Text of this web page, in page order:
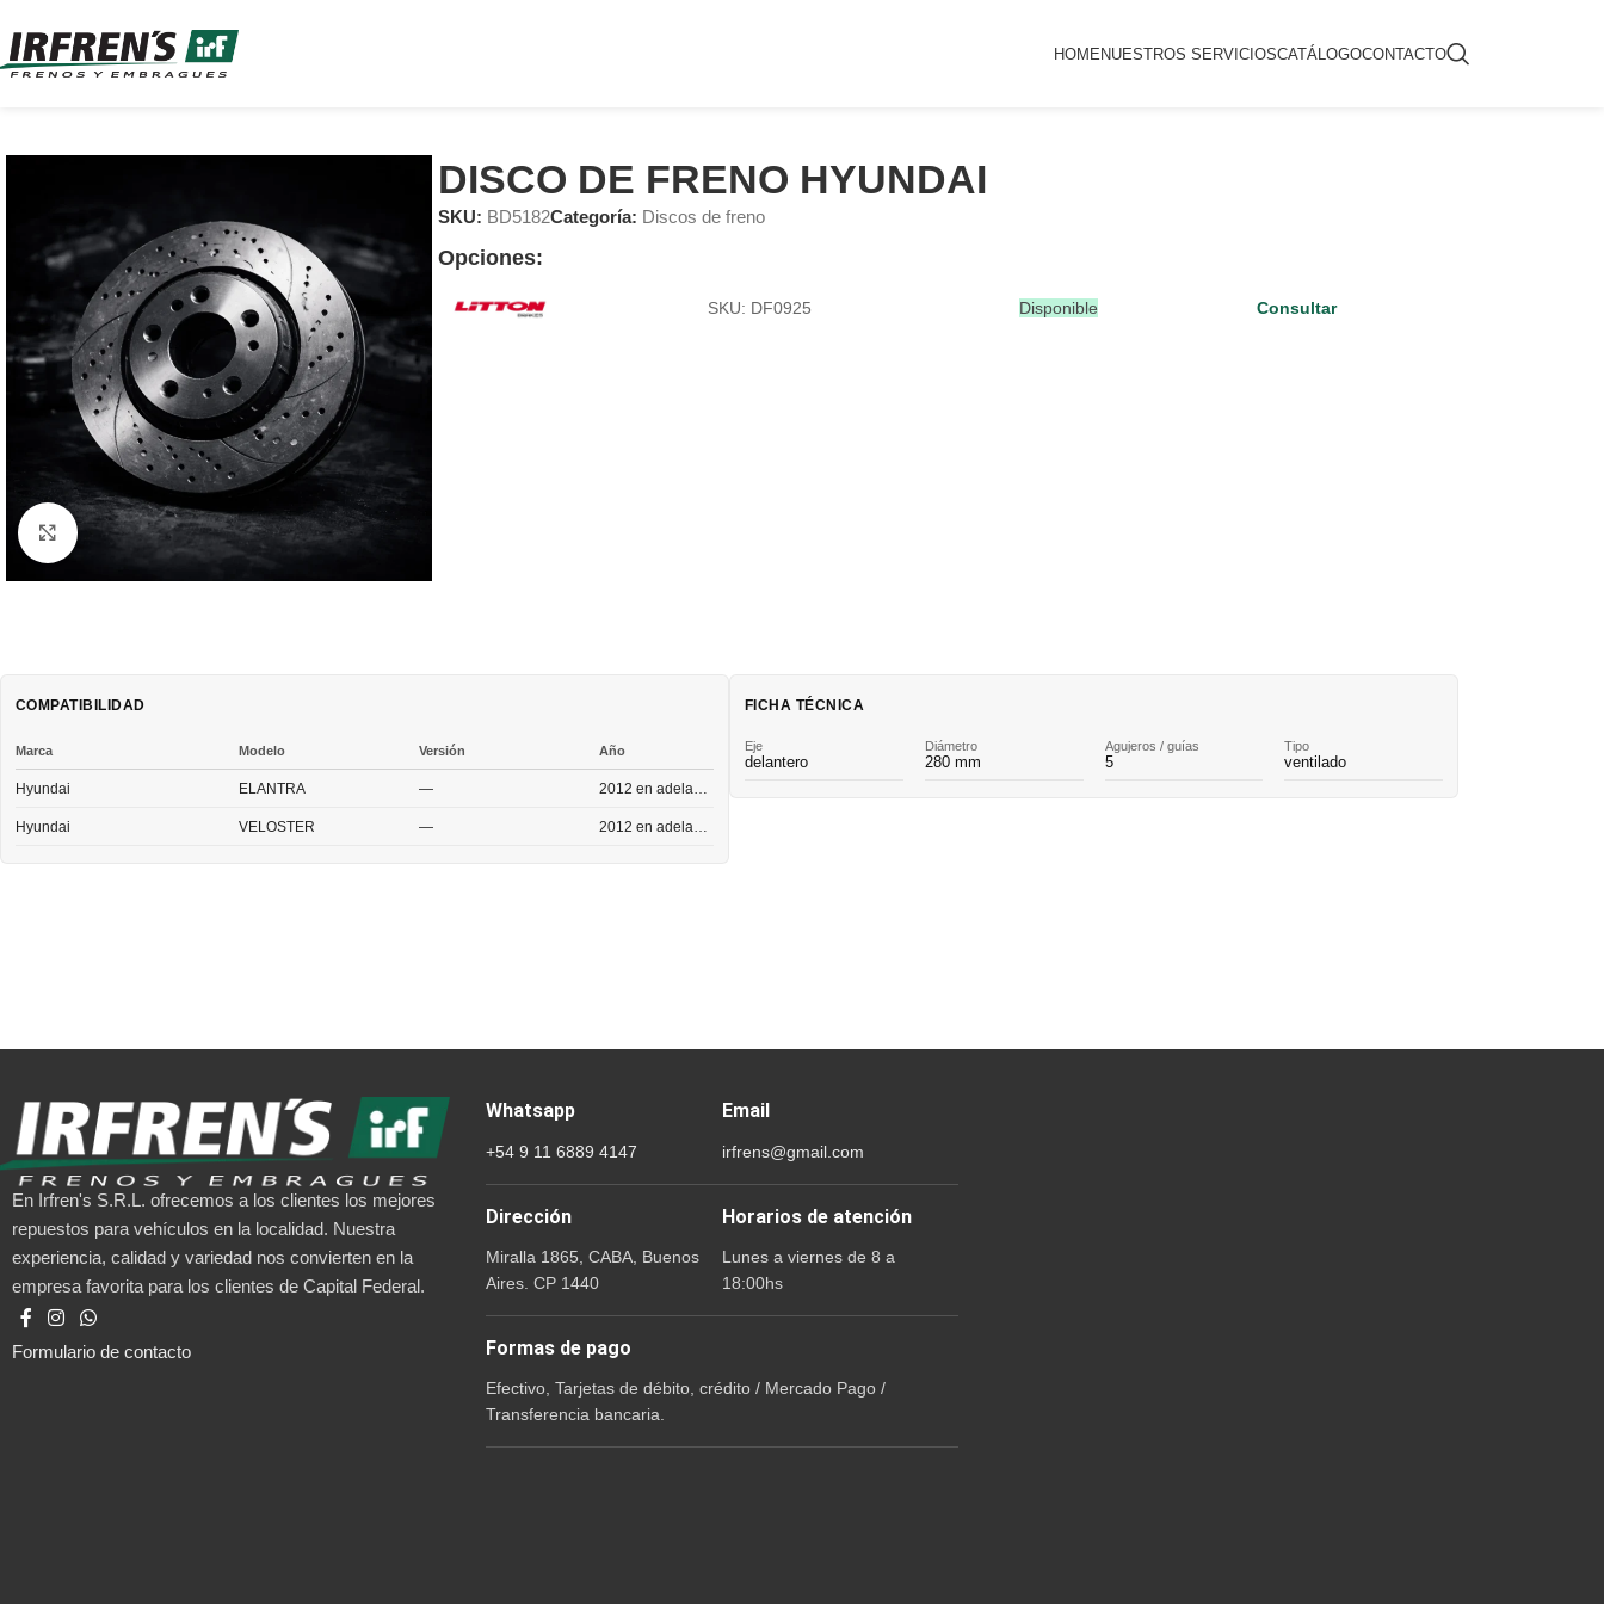
HOMENUESTROS SERVICIOSCATÁLOGOCONTACTO
Clic para ampliar
DISCO DE FRENO HYUNDAI
SKU: BD5182Categoría: Discos de freno
Opciones:
SKU: DF0925 Disponible Consultar
COMPATIBILIDAD
Marca Modelo Versión Año
Hyundai ELANTRA —
Hyundai VELOSTER —
FICHA TÉCNICA
Eje
delantero
Diámetro
280 mm
Agujeros / guías
5
Tipo
ventilado
En Irfren's S.R.L. ofrecemos a los clientes los mejores
repuestos para vehículos en la localidad. Nuestra
experiencia, calidad y variedad nos convierten en la
empresa favorita para los clientes de Capital Federal.
Formulario de contacto
Whatsapp
+54 9 11 6889 4147
Email
irfrens@gmail.com
Dirección
Miralla 1865, CABA, Buenos
Aires. CP 1440
Horarios de atención
Lunes a viernes de 8 a
18:00hs
Formas de pago
Efectivo, Tarjetas de débito, crédito / Mercado Pago /
Transferencia bancaria.